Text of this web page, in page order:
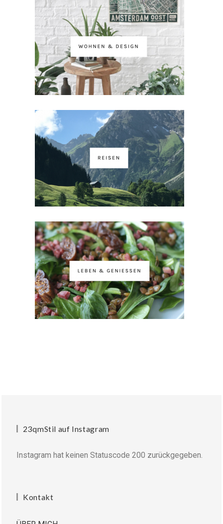
23qmStil auf Instagram
Instagram hat keinen Statuscode 200 zurückgegeben.
Kontakt